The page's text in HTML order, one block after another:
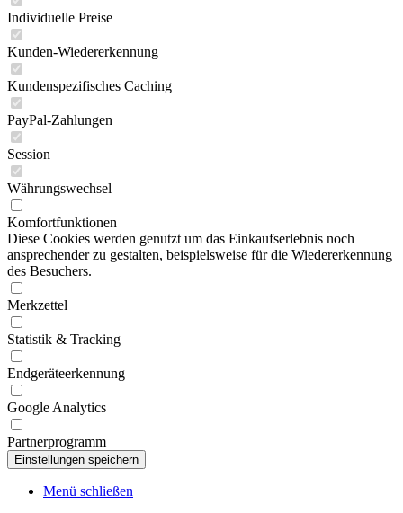
Individuelle Preise
Kunden-Wiedererkennung
Kundenspezifisches Caching
PayPal-Zahlungen
Session
Währungswechsel
Komfortfunktionen
Diese Cookies werden genutzt um das Einkaufserlebnis noch
ansprechender zu gestalten, beispielsweise für die Wiedererkennung
des Besuchers.
Merkzettel
Statistik & Tracking
Endgeräteerkennung
Google Analytics
Partnerprogramm
Menü schließen